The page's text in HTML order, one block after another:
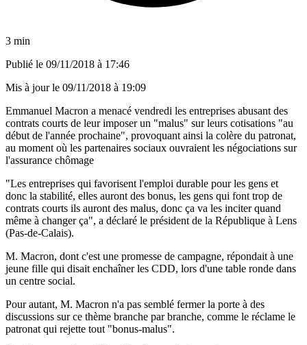
3 min
Publié le 09/11/2018 à 17:46
Mis à jour le 09/11/2018 à 19:09
Emmanuel Macron a menacé vendredi les entreprises abusant des
contrats courts de leur imposer un "malus" sur leurs cotisations "au
début de l'année prochaine", provoquant ainsi la colère du patronat,
au moment où les partenaires sociaux ouvraient les négociations sur
l'assurance chômage
"Les entreprises qui favorisent l'emploi durable pour les gens et
donc la stabilité, elles auront des bonus, les gens qui font trop de
contrats courts ils auront des malus, donc ça va les inciter quand
même à changer ça", a déclaré le président de la République à Lens
(Pas-de-Calais).
M. Macron, dont c'est une promesse de campagne, répondait à une
jeune fille qui disait enchaîner les CDD, lors d'une table ronde dans
un centre social.
Pour autant, M. Macron n'a pas semblé fermer la porte à des
discussions sur ce thème branche par branche, comme le réclame le
patronat qui rejette tout "bonus-malus".